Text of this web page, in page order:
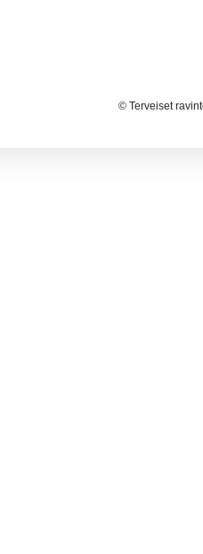
© Terveiset